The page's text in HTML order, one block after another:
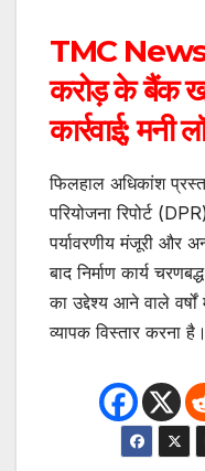
TMC
करोड़ के बैंक
कार्रवाई; मनी
फिलहाल अधिकांश
परियोजना रिपोर्ट
पर्यावरणीय मंजूरी और
बाद निर्माण कार्य
का उद्देश्य आने वाले
व्यापक विस्तार करना है।